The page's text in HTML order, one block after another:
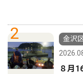
2
金沢
８月